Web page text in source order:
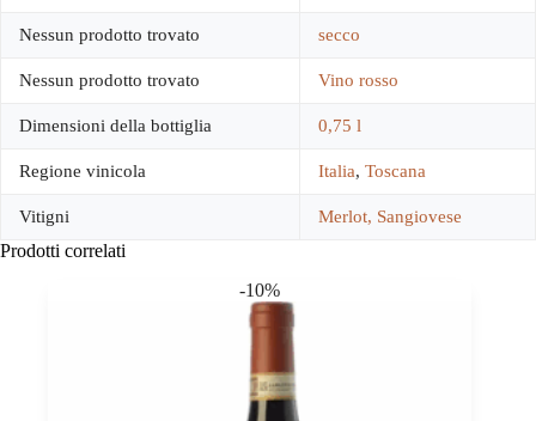
Nessun prodotto trovato secco
Nessun prodotto trovato Vino rosso
Dimensioni della bottiglia 0,75 l
Regione vinicola Italia, Toscana
Vitigni Merlot, Sangiovese
Prodotti correlati
-10%